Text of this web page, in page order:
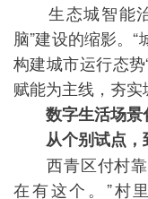
生态城智能治
脑”建设的缩影。“
构建城市运行态
赋能为主线，夯实
数字生活场
从个别试点，
西青区付村靠
在有这个。”村